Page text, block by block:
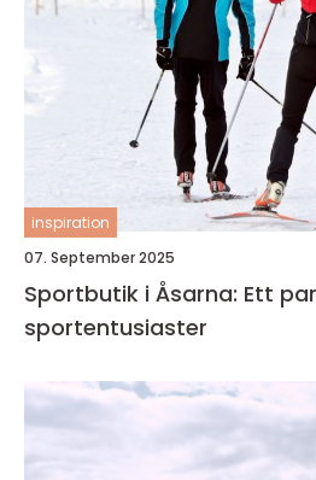
inspiration
07. September 2025
Sportbutik i Åsarna: Ett
sportentusiaster